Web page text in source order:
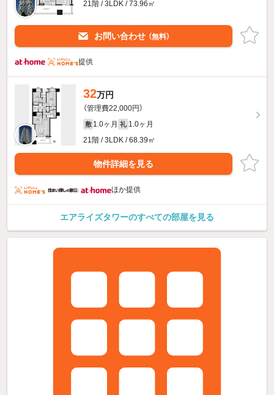
21階 / 3LDK / 73.96㎡
お問い合わせ （無料）
提供
32万円
（管理費22,000円）
敷 1.0ヶ月 礼 1.0ヶ月
21階 / 3LDK / 68.39㎡
物件詳細を見る
ほか提供
エアライズタワーのすべての部屋を見る